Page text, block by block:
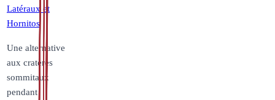
Latéraux et
Hornitos
Une alternative
aux cratères
sommitaux
pendant